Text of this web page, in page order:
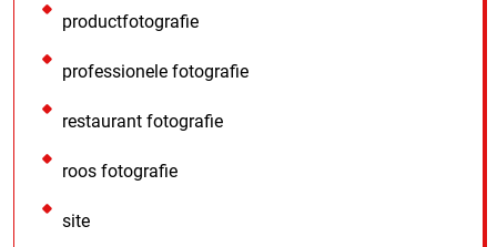
productfotografie
professionele fotografie
restaurant fotografie
roos fotografie
site